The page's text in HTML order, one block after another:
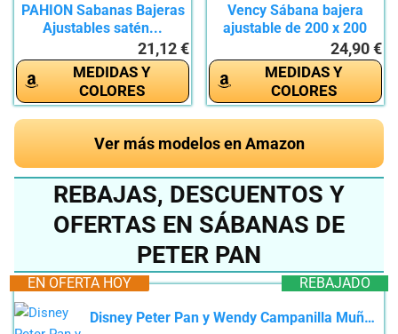
PAHION Sabanas Bajeras
Ajustables satén...
21,12 €
MEDIDAS Y
COLORES
Vency Sábana bajera
ajustable de 200 x 200
24,90 €
MEDIDAS Y
COLORES
Ver más modelos en Amazon
REBAJAS, DESCUENTOS Y
OFERTAS EN SÁBANAS DE
PETER PAN
REBAJADO
EN OFERTA HOY
Disney Peter Pan y Wendy Campanilla Muñeca con vestido de hada, juguete +3 años (Mattel HNY37)